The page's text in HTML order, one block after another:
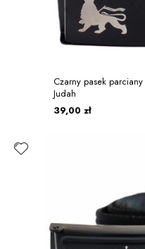
Czarny pasek
Judah
39,00 zł